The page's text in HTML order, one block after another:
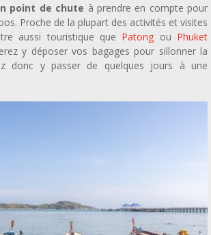
point de chute à prendre en compte pour
Proche de la plupart des activités et visites
aussi touristique que Patong ou Phuket
y déposer vos bagages pour sillonner la
donc y passer de quelques jours à une